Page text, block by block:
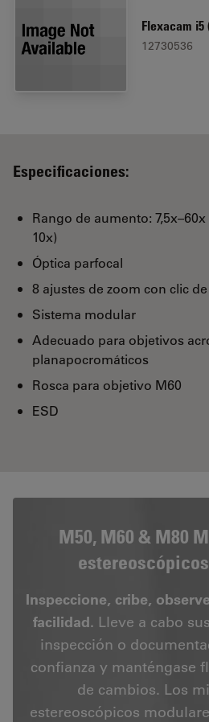
Flexacam i5
12730536
Especificaciones:
Rango de aumento:
10x)
Óptica parfocal
8 ajustes de zoom con clic
Sistema modular
Adecuado para objetivos
planapocromáticos
Rosca para objetivo M60
ESD
M50, M60 & M80
Inspeccione, cribe,
facilidad. Lleve a cabo
inspección o
confianza y manténgase
de cambios. Los
estereoscópicos